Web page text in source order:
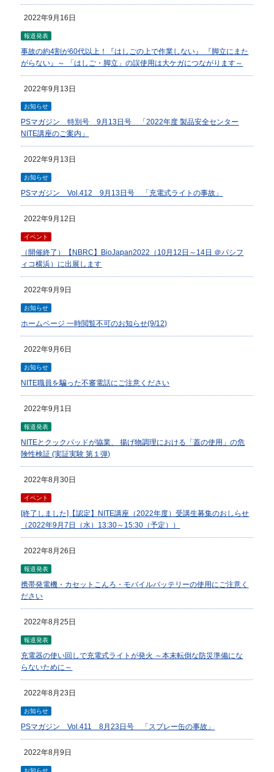
2022年9月16日
報道発表
事故の約4割が60代以上！『はしごの上で作業しない』 『脚立にまた
がらない』～ 「はしご・脚立」の誤使用は大ケガにつながります～
2022年9月13日
お知らせ
PSマガジン 特別号 9月13日号 「2022年度 製品安全センター
NITE講座のご案内」
2022年9月13日
お知らせ
PSマガジン Vol.412 9月13日号 「充電式ライトの事故」
2022年9月12日
イベント
（開催終了）【NBRC】BioJapan2022（10月12日～14日 ＠パシフ
ィコ横浜）に出展します
2022年9月9日
お知らせ
ホームページ 一時閲覧不可のお知らせ(9/12)
2022年9月6日
お知らせ
NITE職員を騙った不審電話にご注意ください
2022年9月1日
報道発表
NITEとクックパッドが協業、 揚げ物調理における「蓋の使用」の危
険性検証 (実証実験 第１弾)
2022年8月30日
イベント
[終了しました]【認定】NITE講座（2022年度）受講生募集のおしらせ
（2022年9月7日（水）13:30～15:30（予定））
2022年8月26日
報道発表
携帯発電機・カセットこんろ・モバイルバッテリーの使用にご注意く
ださい
2022年8月25日
報道発表
充電器の使い回しで充電式ライトが発火 ～本末転倒な防災準備にな
らないために～
2022年8月23日
お知らせ
PSマガジン Vol.411 8月23日号 「スプレー缶の事故」
2022年8月9日
お知らせ